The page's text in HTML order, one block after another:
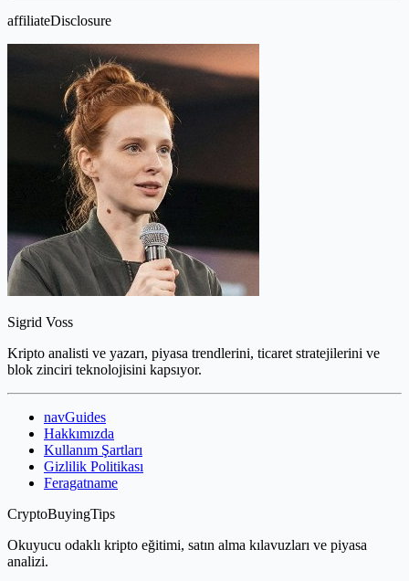
affiliateDisclosure
Sigrid Voss
Kripto analisti ve yazarı, piyasa trendlerini, ticaret stratejilerini ve
blok zinciri teknolojisini kapsıyor.
navGuides
Hakkımızda
Kullanım Şartları
Gizlilik Politikası
Feragatname
CryptoBuyingTips
Okuyucu odaklı kripto eğitimi, satın alma kılavuzları ve piyasa
analizi.